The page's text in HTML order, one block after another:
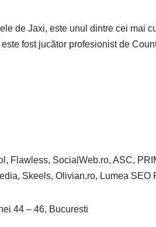
de Jaxi, este unul dintre cei mai
fost jucător profesionist de
Flawless, SocialWeb.ro, ASC,
Skeels, Olivian.ro, Lumea SEO
44 – 46, Bucuresti